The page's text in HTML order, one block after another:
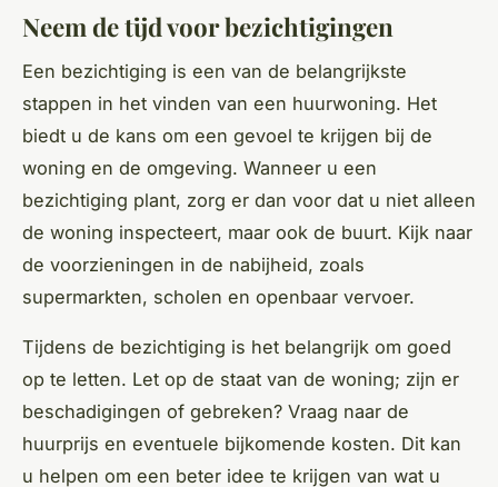
Neem de tijd voor bezichtigingen
Een bezichtiging is een van de belangrijkste
stappen in het vinden van een huurwoning. Het
biedt u de kans om een gevoel te krijgen bij de
woning en de omgeving. Wanneer u een
bezichtiging plant, zorg er dan voor dat u niet alleen
de woning inspecteert, maar ook de buurt. Kijk naar
de voorzieningen in de nabijheid, zoals
supermarkten, scholen en openbaar vervoer.
Tijdens de bezichtiging is het belangrijk om goed
op te letten. Let op de staat van de woning; zijn er
beschadigingen of gebreken? Vraag naar de
huurprijs en eventuele bijkomende kosten. Dit kan
u helpen om een beter idee te krijgen van wat u